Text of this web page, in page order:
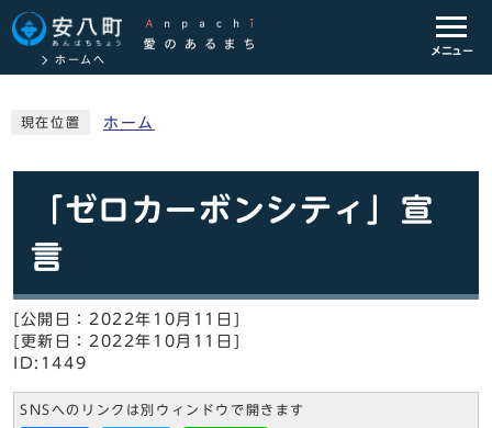
ホームへ
メニュー
現在位置 ホーム
「ゼロカーボンシティ」宣
言
[公開日：2022年10月11日]
[更新日：2022年10月11日]
ID:1449
SNSへのリンクは別ウィンドウで開きます